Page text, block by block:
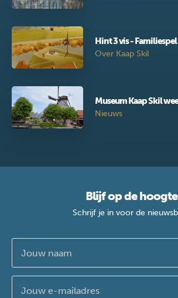
Hint 3 vis -
Over Kaap Skil
Museum Kaap Skil
Nieuws
Blijf op de hoogte
Schrijf je in voor de